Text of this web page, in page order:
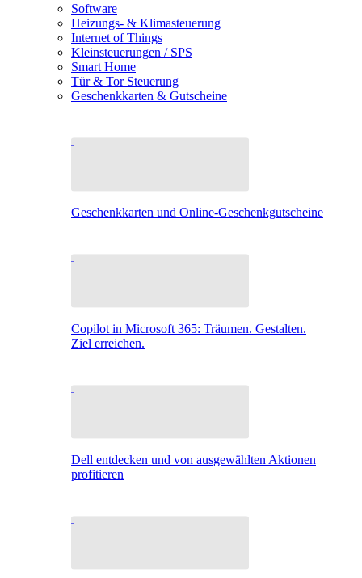
Software
Heizungs- & Klimasteuerung
Internet of Things
Kleinsteuerungen / SPS
Smart Home
Tür & Tor Steuerung
Geschenkkarten & Gutscheine
Geschenkkarten und Online-Geschenkgutscheine
Copilot in Microsoft 365: Träumen. Gestalten.
Ziel erreichen.
Dell entdecken und von ausgewählten Aktionen
profitieren